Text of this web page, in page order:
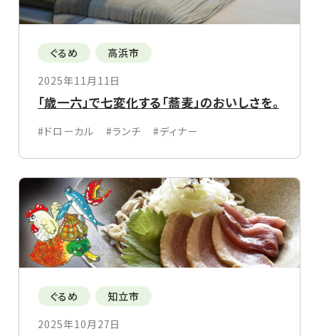
ぐるめ
高浜市
2025年11月11日
「歳一六」で七変化する「蕎麦」のおいしさを。
#ドローカル #ランチ #ディナー
ぐるめ
知立市
2025年10月27日